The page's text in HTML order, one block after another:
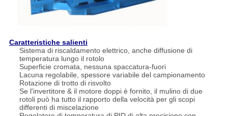
Caratteristiche salienti
Sistema di riscaldamento elettrico, anche diffusione di
temperatura lungo il rotolo
Superficie cromata, nessuna spaccatura-fuori
Lacuna regolabile, spessore variabile del campionamento
Rotazione di trotto di risvolto
Se l'invertitore & il motore doppi è fornito, il mulino di due
rotoli può ha tutto il rapporto della velocità per gli scopi
differenti di miscelazione